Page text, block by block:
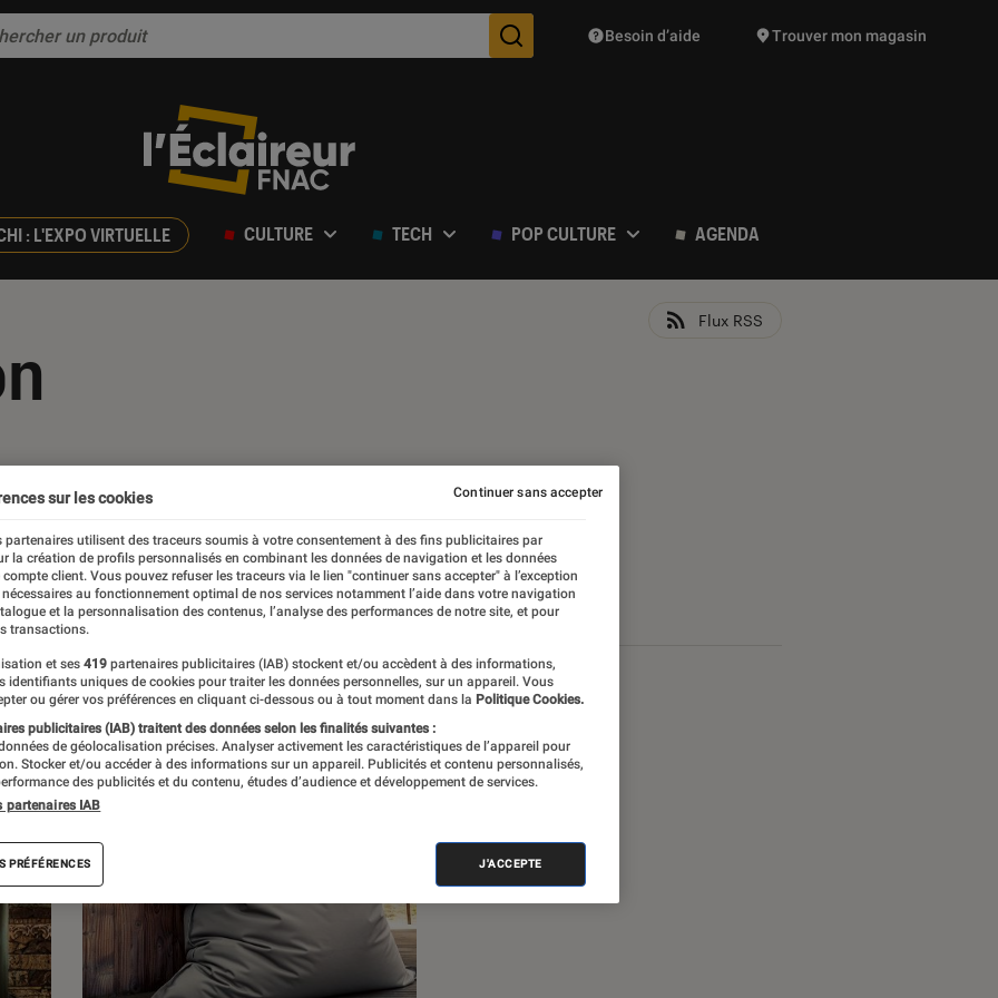
Des suggestions de produits vont vous être proposées
Besoin d’aide Trouver mon magasin
: L'EXPO VIRTUELLE CULTURE TECH POP CULTURE AGENDA
Flux RSS
sur les cookies
partenaires utilisent des traceurs soumis à votre consentement à des fins publicitaires par
la création de profils personnalisés en combinant les données de navigation et les données
compte client. Vous pouvez refuser les traceurs via le lien "continuer sans accepter" à l’exception
au fonctionnement optimal de nos services notamment l’aide dans votre navigation
et la personnalisation des contenus, l’analyse des performances de notre site, et pour
transactions.
et ses 419 partenaires publicitaires (IAB) stockent et/ou accèdent à des informations,
identifiants uniques de cookies pour traiter les données personnelles, sur un appareil. Vous
ou gérer vos préférences en cliquant ci-dessous ou à tout moment dans la Politique Cookies.
publicitaires (IAB) traitent des données selon les finalités suivantes :
de géolocalisation précises. Analyser activement les caractéristiques de l’appareil pour
Stocker et/ou accéder à des informations sur un appareil. Publicités et contenu personnalisés,
des publicités et du contenu, études d’audience et développement de services.
partenaires IAB
PRÉFÉRENCES J'ACCEPTE
Continuer sans accepter